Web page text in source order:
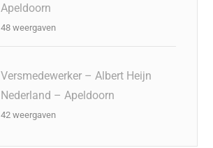
Apeldoorn
48 weergaven
Versmedewerker – Albert Heijn
Nederland – Apeldoorn
42 weergaven